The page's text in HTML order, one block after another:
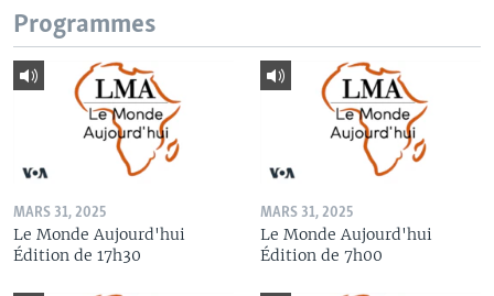
Programmes
MARS 31, 2025
Le Monde Aujourd'hui
Édition de 17h30
MARS 31, 2025
Le Monde Aujourd'hui
Édition de 7h00